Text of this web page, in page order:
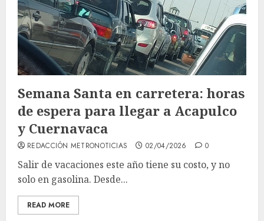
Semana Santa en carretera: horas
de espera para llegar a Acapulco
y Cuernavaca
REDACCIÓN METRONOTICIAS 02/04/2026 0
Salir de vacaciones este año tiene su costo, y no
solo en gasolina. Desde...
READ MORE